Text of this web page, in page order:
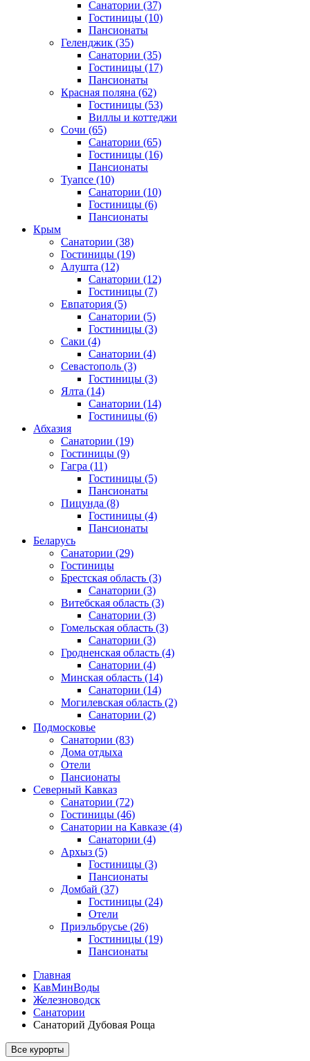
Санатории (37)
Гостиницы (10)
Пансионаты
Геленджик (35)
Санатории (35)
Гостиницы (17)
Пансионаты
Красная поляна (62)
Гостиницы (53)
Виллы и коттеджи
Сочи (65)
Санатории (65)
Гостиницы (16)
Пансионаты
Туапсе (10)
Санатории (10)
Гостиницы (6)
Пансионаты
Крым
Санатории (38)
Гостиницы (19)
Алушта (12)
Санатории (12)
Гостиницы (7)
Евпатория (5)
Санатории (5)
Гостиницы (3)
Саки (4)
Санатории (4)
Севастополь (3)
Гостиницы (3)
Ялта (14)
Санатории (14)
Гостиницы (6)
Абхазия
Санатории (19)
Гостиницы (9)
Гагра (11)
Гостиницы (5)
Пансионаты
Пицунда (8)
Гостиницы (4)
Пансионаты
Беларусь
Санатории (29)
Гостиницы
Брестская область (3)
Санатории (3)
Витебская область (3)
Санатории (3)
Гомельская область (3)
Санатории (3)
Гродненская область (4)
Санатории (4)
Минская область (14)
Санатории (14)
Могилевская область (2)
Санатории (2)
Подмосковье
Санатории (83)
Дома отдыха
Отели
Пансионаты
Северный Кавказ
Санатории (72)
Гостиницы (46)
Санатории на Кавказе (4)
Санатории (4)
Архыз (5)
Гостиницы (3)
Пансионаты
Домбай (37)
Гостиницы (24)
Отели
Приэльбрусье (26)
Гостиницы (19)
Пансионаты
Главная
КавМинВоды
Железноводск
Санатории
Санаторий Дубовая Роща
Все курорты